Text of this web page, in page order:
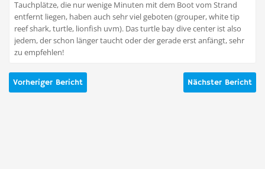
Tauchplätze, die nur wenige Minuten mit dem Boot vom Strand
entfernt liegen, haben auch sehr viel geboten (grouper, white tip
reef shark, turtle, lionfish uvm). Das turtle bay dive center ist also
jedem, der schon länger taucht oder der gerade erst anfängt, sehr
zu empfehlen!
Nächster Bericht
Vorheriger Bericht